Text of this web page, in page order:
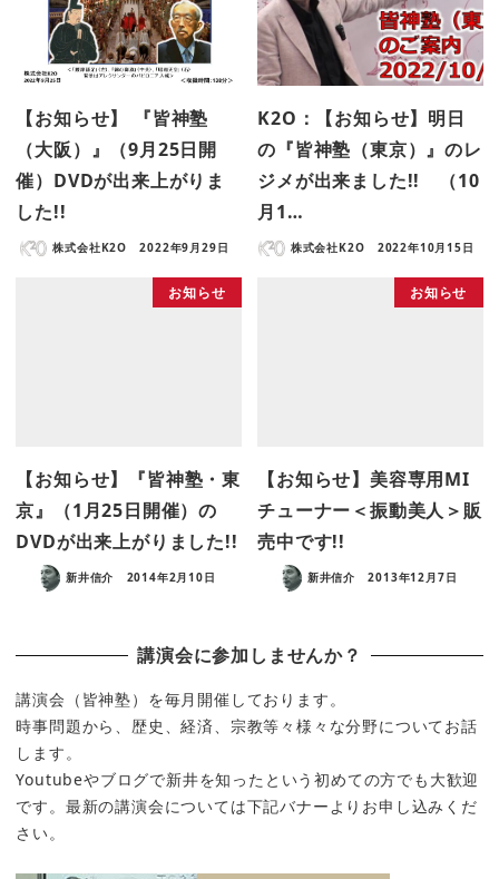
【お知らせ】 『皆神塾
（大阪）』（9月25日開
催）DVDが出来上がりま
した!!
株式会社K2O 2022年9月29日
K2O：【お知らせ】明日
の『皆神塾（東京）』のレ
ジメが出来ました!! （10
月1…
株式会社K2O 2022年10月15日
お知らせ
【お知らせ】『皆神塾・東
京』（1月25日開催）の
DVDが出来上がりました!!
新井信介 2014年2月10日
お知らせ
【お知らせ】美容専用MI
チューナー＜振動美人＞販
売中です!!
新井信介 2013年12月7日
講演会に参加しませんか？
講演会（皆神塾）を毎月開催しております。
時事問題から、歴史、経済、宗教等々様々な分野についてお話
します。
Youtubeやブログで新井を知ったという初めての方でも大歓迎
です。最新の講演会については下記バナーよりお申し込みくだ
さい。